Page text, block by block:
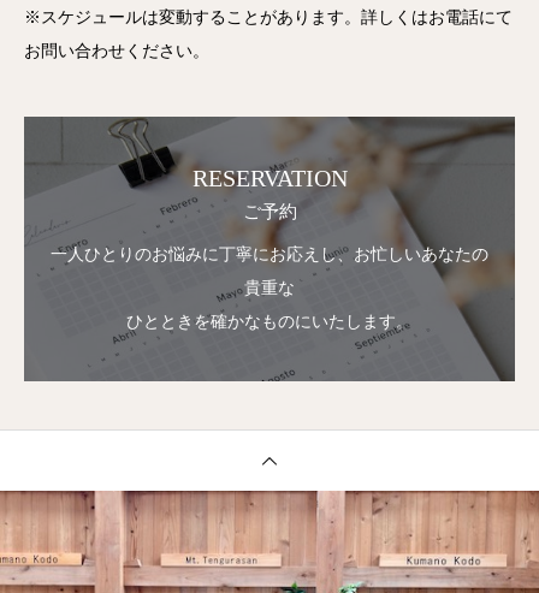
※スケジュールは変動することがあります。詳しくはお電話にて
お問い合わせください。
RESERVATION
ご予約
一人ひとりのお悩みに丁寧にお応えし、お忙しいあなたの
貴重な
ひとときを確かなものにいたします。